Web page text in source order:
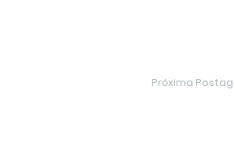
Próxima